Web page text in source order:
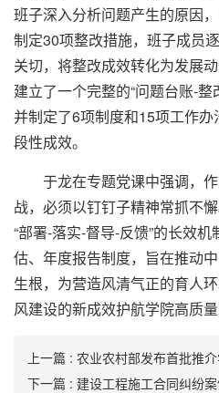
班子深入分析问题产生的原因
制定30项整改措施，班子成员
关切，将整改成效转化为发展
建立了一个完整的“问题台账-整
并制定了6项制度和15项工作
段性成效。
于龙在专题党课中强调，作
战，必须以钉钉子精神常抓不
“部署-落实-督导-反馈”的长效
估、年度报告制度，旨在推动
生根，为营造风清气正的育人
风建设的新成效护航学院高质量
下一篇 : 建设工程施工合同纠纷